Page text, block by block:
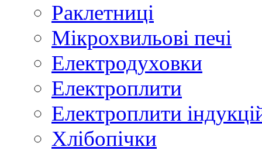
Раклетниці
Мікрохвильові печі
Електродуховки
Електроплити
Електроплити
Хлібопічки